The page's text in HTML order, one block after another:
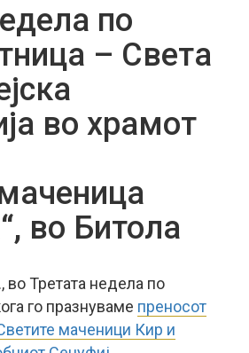
по
– Света
во храмот
во Битола
во Третата недела по
го празнуваме преносот
маченици Кир и